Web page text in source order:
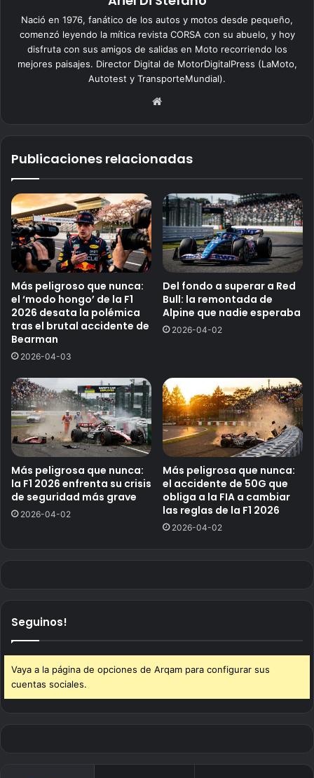
Nació en 1976, fanático de los autos y motos desde pequeño,
comenzó leyendo la mítica revista CORSA con su abuelo, y hoy
disfruta con sus amigos de salidas en Moto recorriendo los
mejores paisajes. Director Digital de MotorDigitalPress (LaMoto,
Autotest y TransporteMundial).
b
Publicaciones relacionadas
Más peligroso que nunca:
el ‘modo hongo’ de la F1
2026 desata la polémica
tras el brutal accidente de
Bearman
2026-04-03
Del fondo a superar a Red
Bull: la remontada de
Alpine que nadie esperaba
2026-04-02
Más peligrosa que nunca:
la F1 2026 enfrenta su crisis
de seguridad más grave
2026-04-02
Más peligrosa que nunca:
el accidente de 50G que
obliga a la FIA a cambiar
las reglas de la F1 2026
2026-04-02
Seguinos!
Vaya a la página de opciones de Arqam para configurar sus
cuentas sociales.